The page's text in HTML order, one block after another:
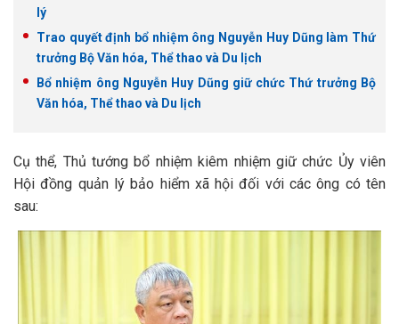
lý
Trao quyết định bổ nhiệm ông Nguyễn Huy Dũng làm Thứ
trưởng Bộ Văn hóa, Thể thao và Du lịch
Bổ nhiệm ông Nguyễn Huy Dũng giữ chức Thứ trưởng Bộ
Văn hóa, Thể thao và Du lịch
Cụ thể, Thủ tướng bổ nhiệm kiêm nhiệm giữ chức Ủy viên
Hội đồng quản lý bảo hiểm xã hội đối với các ông có tên
sau: